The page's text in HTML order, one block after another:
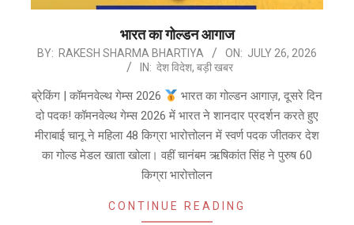
भारत का गोल्डन आगाज
2026-
26
BY: RAKESH SHARMA BHARTIYA ON: JULY 26, 2026
IN: देश विदेश, बड़ी खबर
ब्रेकिंग | कॉमनवेल्थ गेम्स 2026
भारत का गोल्डन आगाज़, दूसरे दिन
दो पदक! कॉमनवेल्थ गेम्स 2026 में भारत ने शानदार प्रदर्शन करते हुए
मीराबाई चानू ने महिला 48 किग्रा भारोत्तोलन में स्वर्ण पदक जीतकर देश
का गोल्ड मेडल खाता खोला। वहीं चानंबम ऋषिकांत सिंह ने पुरुष 60
किग्रा भारोत्तोलन
CONTINUE READING